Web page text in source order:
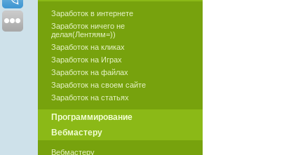
Заработок в интернете
Заработок ничего не
делая(Лентяям=))
Заработок на кликах
Заработок на Играх
Заработок на файлах
Заработок на своем сайте
Заработок на статьях
Программирование
Вебмастеру
Вебмастеру